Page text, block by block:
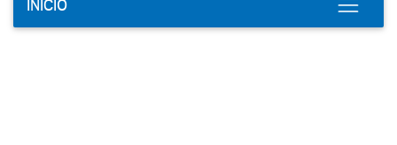
INICIO